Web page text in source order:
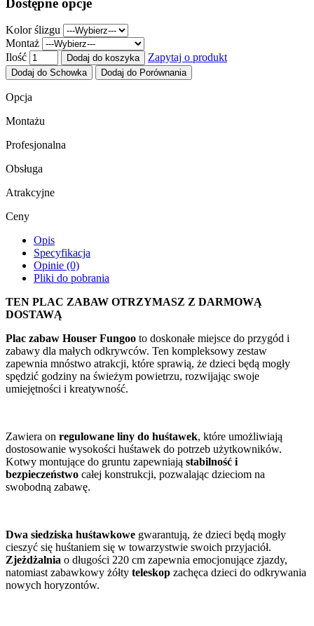
Kolor ślizgu
Montaż
Ilość
Dodaj do koszyka Zapytaj o produkt
Dodaj do Schowka Dodaj do Porównania
Opcja
Montażu
Profesjonalna
Obsługa
Atrakcyjne
Ceny
Opis
Specyfikacja
Opinie (0)
Pliki do pobrania
TEN PLAC ZABAW OTRZYMASZ Z DARMOWĄ
DOSTAWĄ
Plac zabaw Houser Fungoo to doskonałe miejsce do przygód i
zabawy dla małych odkrywców. Ten kompleksowy zestaw
zapewnia mnóstwo atrakcji, które sprawią, że dzieci będą mogły
spędzić godziny na świeżym powietrzu, rozwijając swoje
umiejętności i kreatywność.
Zawiera on regulowane liny do huśtawek, które umożliwiają
dostosowanie wysokości huśtawek do potrzeb użytkowników.
Kotwy montujące do gruntu zapewniają stabilność i
bezpieczeństwo całej konstrukcji, pozwalając dzieciom na
swobodną zabawę.
Dwa siedziska huśtawkowe gwarantują, że dzieci będą mogły
cieszyć się huśtaniem się w towarzystwie swoich przyjaciół.
Zjeżdżalnia o długości 220 cm zapewnia emocjonujące zjazdy,
natomiast zabawkowy żółty teleskop zachęca dzieci do odkrywania
nowych horyzontów.